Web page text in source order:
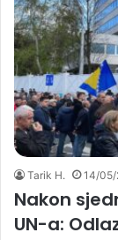
Tarik H. 14/
Nakon
UN-a: